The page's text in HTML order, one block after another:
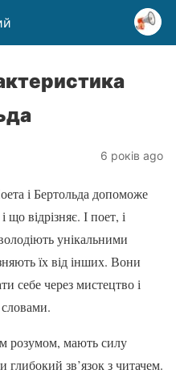
6 років ago
і Бертольда допоможе
відрізняє. І поет, і
унікальними
їх від інших. Вони
себе через мистецтво і
розумом, мають силу
глибокий зв’язок з читачем.